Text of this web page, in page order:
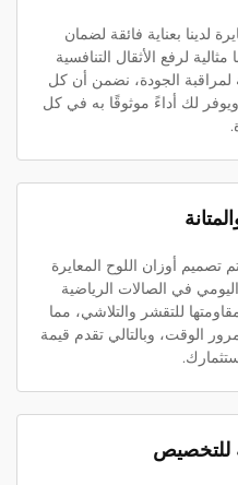
لدينا بعناية فائقة لضمان
لرفع الأثقال التنافسية
الجودة، نضمن أن كل
لك أداءً موثوقًا به في كل
تصميم أوزان اللوح المعايرة
في الصالات الرياضية
للتقشر والتلاشي، مما
الوقت، وبالتالي تقدم قيمة
للتخصيص